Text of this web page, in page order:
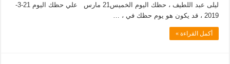
ليلى عبد اللطيف ، حظك اليوم الخميس21 مارس علي حظك اليوم 21-3-
2019 ، قد يكون هو يوم حظك في ، …
أكمل القراءة »